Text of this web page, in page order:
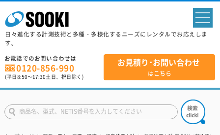
日々進化する計測技術と多種・多様化するニーズにレンタルでお応えしま
す。
お電話でのお問い合わせは
0120-856-990
(平日8:50～17:30土日、祝日除く)
お見積り･お問い合わせ
はこちら